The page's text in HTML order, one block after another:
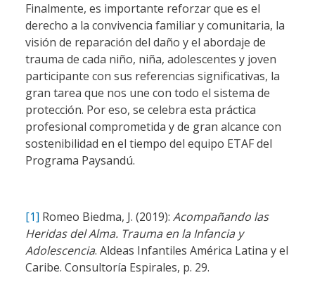
Finalmente, es importante reforzar que es el
derecho a la convivencia familiar y comunitaria, la
visión de reparación del daño y el abordaje de
trauma de cada niño, niña, adolescentes y joven
participante con sus referencias significativas, la
gran tarea que nos une con todo el sistema de
protección. Por eso, se celebra esta práctica
profesional comprometida y de gran alcance con
sostenibilidad en el tiempo del equipo ETAF del
Programa Paysandú.
[1] Romeo Biedma, J. (2019): Acompañando las
Heridas del Alma. Trauma en la Infancia y
Adolescencia. Aldeas Infantiles América Latina y el
Caribe. Consultoría Espirales, p. 29.